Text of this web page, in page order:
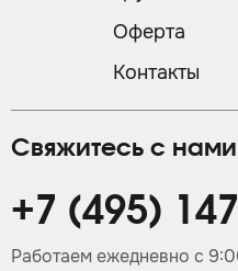
Свяжитесь с
+7 (495)
Работаем ежедневно с
Оферта
Контакты